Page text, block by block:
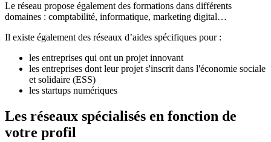
Le réseau propose également des formations dans différents
domaines : comptabilité, informatique, marketing digital…
Il existe également des réseaux d’aides spécifiques pour :
les entreprises qui ont un projet innovant
les entreprises dont leur projet s'inscrit dans l'économie sociale
et solidaire (ESS)
les startups numériques
Les réseaux spécialisés en fonction de
votre profil